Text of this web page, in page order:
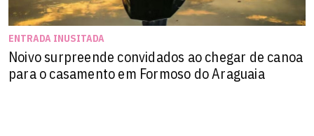
ENTRADA INUSITADA
Noivo surpreende convidados ao chegar de canoa
para o casamento em Formoso do Araguaia